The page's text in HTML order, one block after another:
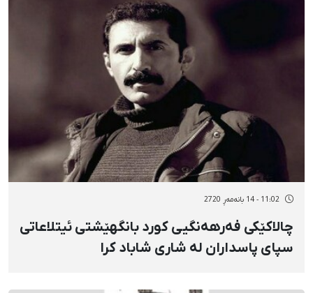
11:02 - 14 بانەمەڕ 2720
چالاکێکی فەرهەنگیی کورد بانگهێشتی ئیتلاعاتی
سپای پاسداران لە شاری شاباد کرا